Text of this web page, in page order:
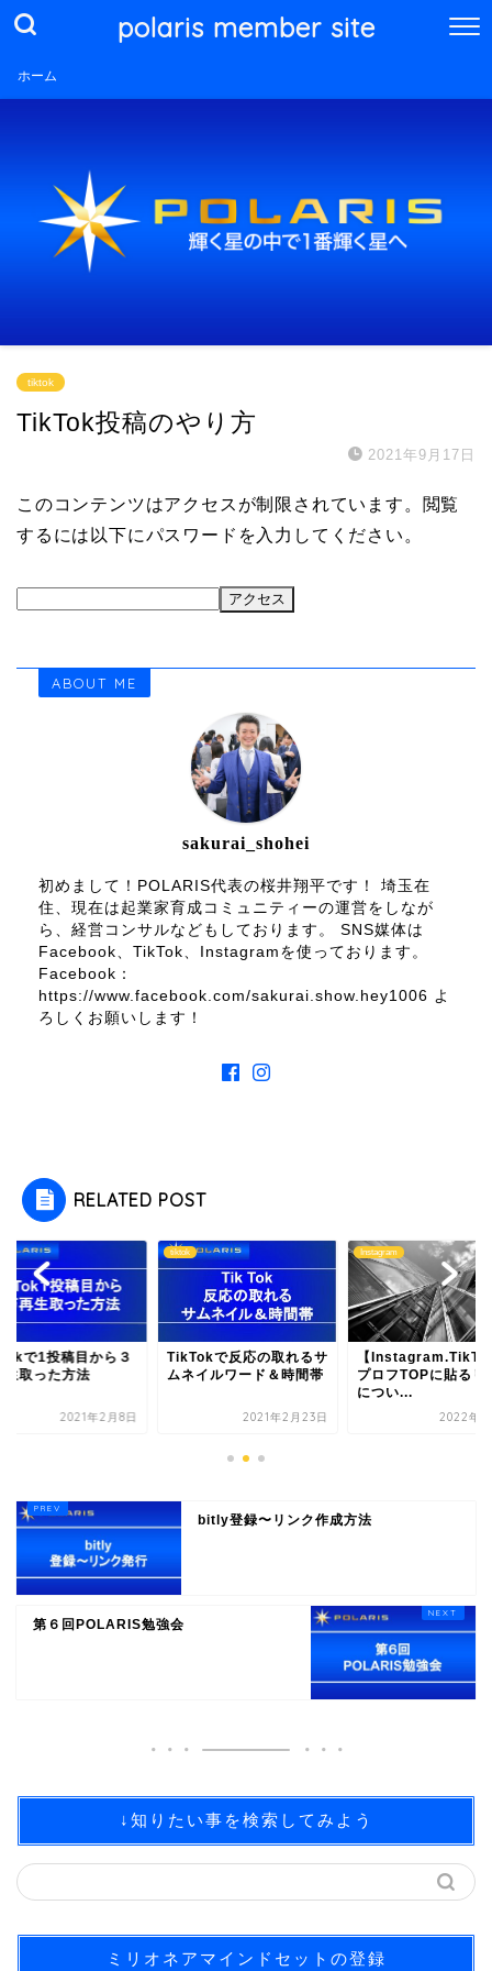
polaris member site
ホーム
tiktok
TikTok投稿のやり方
2021年9月17日
このコンテンツはアクセスが制限されています。閲覧
するには以下にパスワードを入力してください。
ABOUT ME
sakurai_shohei
初めまして！POLARIS代表の桜井翔平です！ 埼玉在
住、現在は起業家育成コミュニティーの運営をしなが
ら、経営コンサルなどもしております。 SNS媒体は
Facebook、TikTok、Instagramを使っております。
Facebook：
https://www.facebook.com/sakurai.show.hey1006 よ
ろしくお願いします！
RELATED POST
で1投稿目から３
生取った方法
2021年2月8日
tiktok
TikTokで反応の取れるサ
ムネイルワード＆時間帯
2021年2月23日
Instagram
【
プロフTOPに貼るリ
につい...
2022年5
bitly登録〜リンク作成方法
第６回POLARIS勉強会
↓知りたい事を検索してみよう
ミリオネアマインドセットの登録